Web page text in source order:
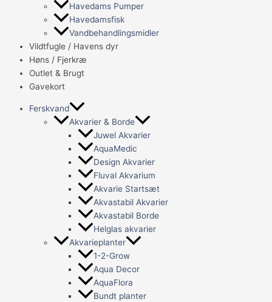
Havedams Pumper
Havedamsfisk
Vandbehandlingsmidler
Vildtfugle / Havens dyr
Høns / Fjerkræ
Outlet & Brugt
Gavekort
Ferskvand
Akvarier & Borde
Juwel Akvarier
AquaMedic
Design Akvarier
Fluval Akvarium
Akvarie Startsæt
Akvastabil Akvarier
Akvastabil Borde
Helglas akvarier
Akvarieplanter
1-2-Grow
Aqua Decor
AquaFlora
Bundt planter